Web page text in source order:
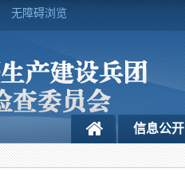
无障碍浏览
信息公开